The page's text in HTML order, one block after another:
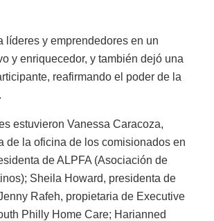
líderes y emprendedores en un
y enriquecedor, y también dejó una
reafirmando el poder de la
estuvieron Vanessa Caracoza,
de la oficina de los comisionados en
de ALPFA (Asociación de
Sheila Howard, presidenta de
Rafeh, propietaria de Executive
Philly Home Care; Harianned